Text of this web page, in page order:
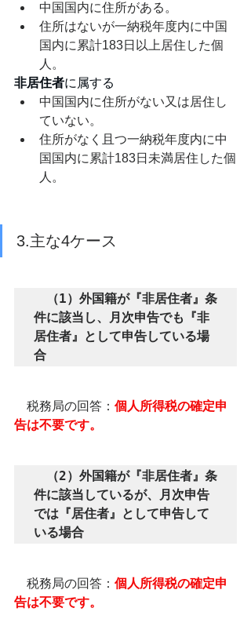
中国国内に住所がある。
住所はないが一納税年度内に中国
国内に累計183日以上居住した個
人。
非居住者に属する
中国国内に住所がない又は居住し
ていない。
住所がなく且つ一納税年度内に中
国国内に累計183日未満居住した個
人。
3.主な4ケース
（1）外国籍が『非居住者』条
件に該当し、月次申告でも『非
居住者』として申告している場
合
税務局の回答： 個人所得税の確定申
告は不要です。
（2）外国籍が『非居住者』条
件に該当しているが、月次申告
では『居住者』として申告して
いる場合
税務局の回答： 個人所得税の確定申
告は不要です。